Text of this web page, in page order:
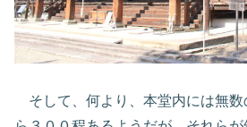
そして、何より、本堂内には無数